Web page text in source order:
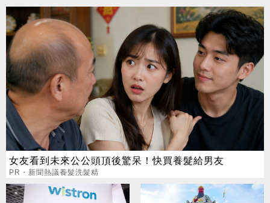
女友看到未來公公頭頂後驚呆！快買養髮給男友
PR・新聞熱議養髮洗髮精